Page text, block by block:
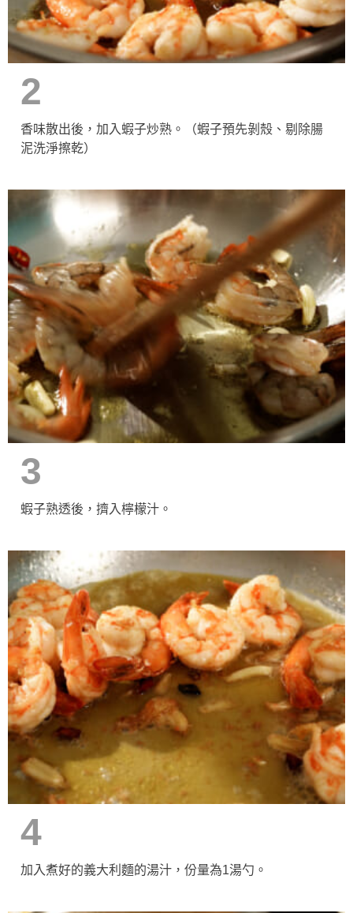
2
香味散出後，加入蝦子炒熟。（蝦子預先剝殼、剔除腸
泥洗淨擦乾）
3
蝦子熟透後，擠入檸檬汁。
4
加入煮好的義大利麵的湯汁，份量為1湯勺。